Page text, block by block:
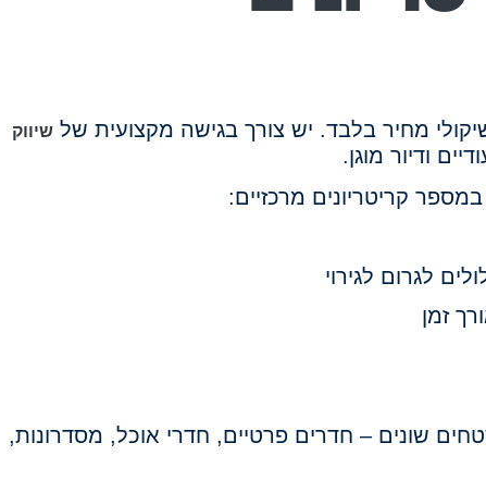
מחיר בלבד. יש צורך בגישה מקצועית של שיווק
ודיור מוגן.
קריטריונים מרכזיים:
לגרום לגירוי
זמן
שונים – חדרים פרטיים, חדרי אוכל, מסדרונות,